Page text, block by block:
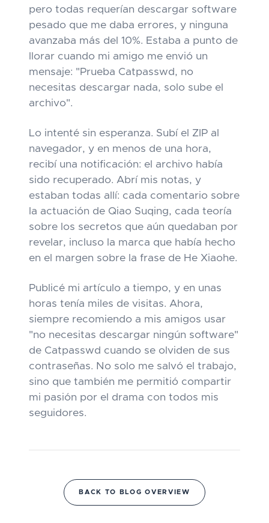
pero todas requerían descargar software
pesado que me daba errores, y ninguna
avanzaba más del 10%. Estaba a punto de
llorar cuando mi amigo me envió un
mensaje: "Prueba Catpasswd, no
necesitas descargar nada, solo sube el
archivo".
Lo intenté sin esperanza. Subí el ZIP al
navegador, y en menos de una hora,
recibí una notificación: el archivo había
sido recuperado. Abrí mis notas, y
estaban todas allí: cada comentario sobre
la actuación de Qiao Suqing, cada teoría
sobre los secretos que aún quedaban por
revelar, incluso la marca que había hecho
en el margen sobre la frase de He Xiaohe.
Publicé mi artículo a tiempo, y en unas
horas tenía miles de visitas. Ahora,
siempre recomiendo a mis amigos usar
"no necesitas descargar ningún software"
de Catpasswd cuando se olviden de sus
contraseñas. No solo me salvó el trabajo,
sino que también me permitió compartir
mi pasión por el drama con todos mis
seguidores.
BACK TO BLOG OVERVIEW